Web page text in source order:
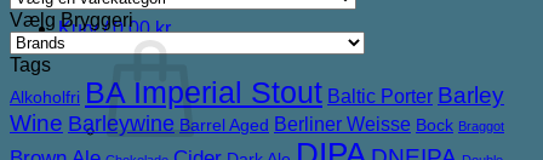
Kurv /0,00kr.
Vælg Bryggeri
Tags
Alkoholfri BA Imperial Stout Baltic Porter Barley
Wine Barleywine Barrel Aged Berliner Weisse Bock Braggot